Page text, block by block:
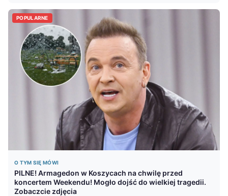
POPULARNE
O TYM SIĘ MÓWI
PILNE! Armagedon w Koszycach na chwilę przed
koncertem Weekendu! Mogło dojść do wielkiej tragedii.
Zobaczcie zdjęcia